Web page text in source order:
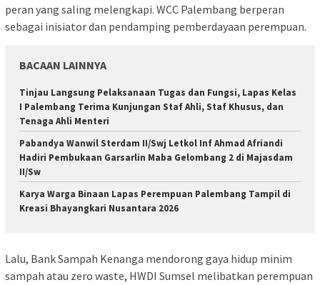
peran yang saling melengkapi. WCC Palembang berperan
sebagai inisiator dan pendamping pemberdayaan perempuan.
BACAAN LAINNYA
Tinjau Langsung Pelaksanaan Tugas dan Fungsi, Lapas Kelas
I Palembang Terima Kunjungan Staf Ahli, Staf Khusus, dan
Tenaga Ahli Menteri
Pabandya Wanwil Sterdam II/Swj Letkol Inf Ahmad Afriandi
Hadiri Pembukaan Garsarlin Maba Gelombang 2 di Majasdam
II/Sw
Karya Warga Binaan Lapas Perempuan Palembang Tampil di
Kreasi Bhayangkari Nusantara 2026
Lalu, Bank Sampah Kenanga mendorong gaya hidup minim
sampah atau zero waste, HWDI Sumsel melibatkan perempuan